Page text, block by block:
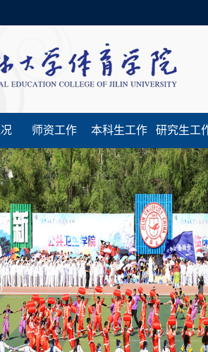
师资工作 本科生工作 研究生工